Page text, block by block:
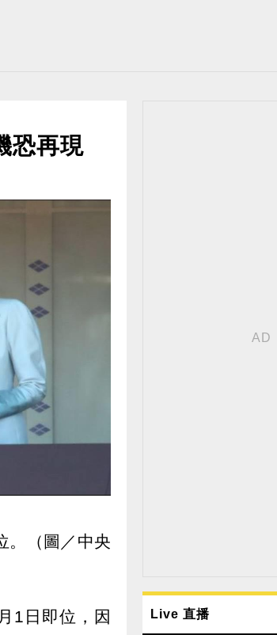
恐再現
。（圖／中央
1日即位，因
Live 直播